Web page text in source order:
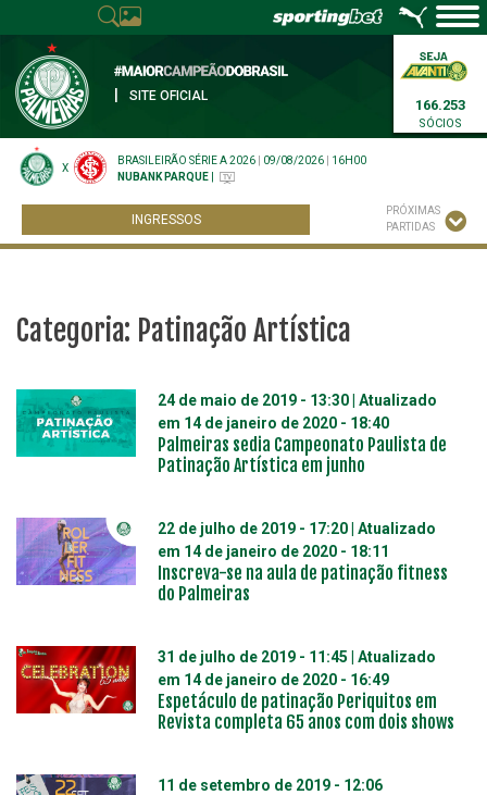
SITE OFICIAL
166.253
SÓCIOS
X
BRASILEIRÃO SÉRIE A 2026 09/08/2026
16H00
NUBANK PARQUE
INGRESSOS
PRÓXIMAS
PARTIDAS
Categoria: Patinação Artística
24 de maio de 2019 - 13:30 | Atualizado
em 14 de janeiro de 2020 - 18:40
Palmeiras sedia Campeonato Paulista de
Patinação Artística em junho
22 de julho de 2019 - 17:20 | Atualizado
em 14 de janeiro de 2020 - 18:11
Inscreva-se na aula de patinação fitness
do Palmeiras
31 de julho de 2019 - 11:45 | Atualizado
em 14 de janeiro de 2020 - 16:49
Espetáculo de patinação Periquitos em
Revista completa 65 anos com dois shows
11 de setembro de 2019 - 12:06